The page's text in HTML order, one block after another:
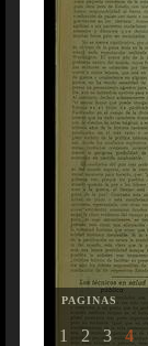
PAGINAS
1 2 3 4